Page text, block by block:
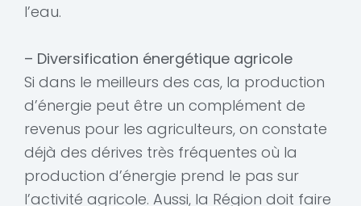
l’eau.
– Diversification énergétique agricole
Si dans le meilleurs des cas, la production
d’énergie peut être un complément de
revenus pour les agriculteurs, on constate
déjà des dérives très fréquentes où la
production d’énergie prend le pas sur
l’activité agricole. Aussi, la Région doit faire